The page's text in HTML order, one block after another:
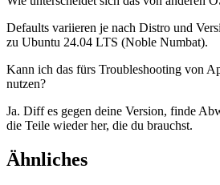
Defaults variieren je nach Distro und
zu Ubuntu 24.04 LTS (Noble Numbat).
Kann ich das fürs Troubleshooting von
nutzen?
Ja. Diff es gegen deine Version, finde
die Teile wieder her, die du brauchst.
Ähnliches